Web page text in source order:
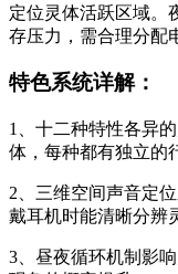
定位灵体活跃区域。
存压力，需合理分配
特色系统详解：
1、十二种特性各异
体，每种都有独立的
2、三维空间声音定
戴耳机时能清晰分辨
3、昼夜循环机制影